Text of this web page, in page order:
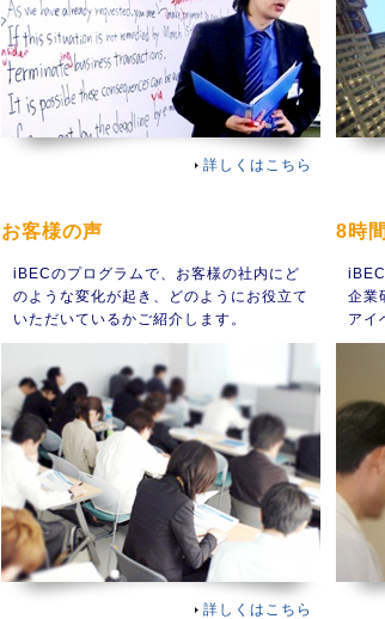
詳しくはこちら
お客様の声
iBECのプログラムで、お客様の社内にど
のような変化が起き、どのようにお役立て
いただいているかご紹介します。
詳しくはこちら
8時
企業
アイ